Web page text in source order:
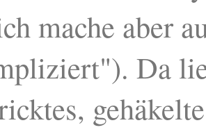
mache aber
Da